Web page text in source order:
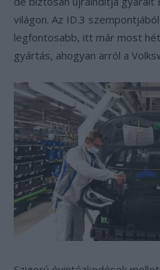
világon. Az ID.3
legfontosabb, itt már most
gyártás, ahogyan arról a